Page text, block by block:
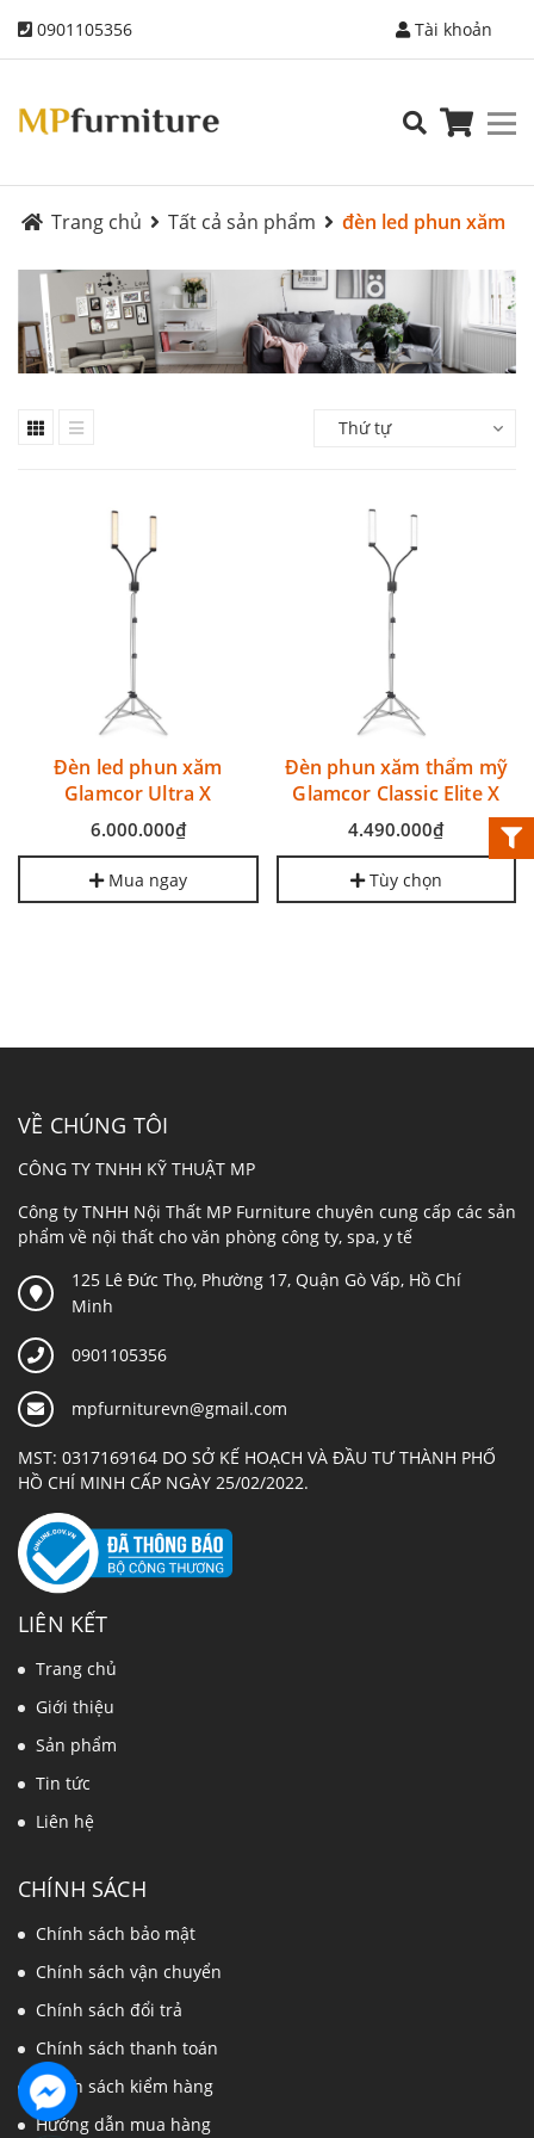
0901105356 Tài khoản
Trang chủ Tất cả sản phẩm đèn led phun xăm
Thứ tự
Đèn led phun xăm
Glamcor Ultra X
6.000.000₫
Mua ngay
Đèn phun xăm thẩm mỹ
Glamcor Classic Elite X
4.490.000₫
Tùy chọn
VỀ CHÚNG TÔI
CÔNG TY TNHH KỸ THUẬT MP
Công ty TNHH Nội Thất MP Furniture chuyên cung cấp các sản
phẩm về nội thất cho văn phòng công ty, spa, y tế
125 Lê Đức Thọ, Phường 17, Quận Gò Vấp, Hồ Chí
Minh
0901105356
mpfurniturevn@gmail.com
MST: 0317169164 DO SỞ KẾ HOẠCH VÀ ĐẦU TƯ THÀNH PHỐ
HỒ CHÍ MINH CẤP NGÀY 25/02/2022.
LIÊN KẾT
Trang chủ
Giới thiệu
Sản phẩm
Tin tức
Liên hệ
CHÍNH SÁCH
Chính sách bảo mật
Chính sách vận chuyển
Chính sách đổi trả
Chính sách thanh toán
Chính sách kiểm hàng
Hướng dẫn mua hàng